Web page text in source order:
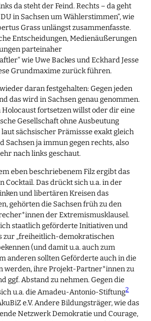
da steht der Feind. Rechts – da geht
in Sachsen um Wählerstimmen“, wie
Grass unlängst zusammenfasste.
Entscheidungen, Medienäußerungen
parteinaher
wie Uwe Backes und Eckhard Jesse
Grundmaxime zurück führen.
daran festgehalten: Gegen jeden
das wird in Sachsen genau genommen.
Holocaust fortsetzen willst oder dir eine
Gesellschaft ohne Ausbeutung
sächsischer Prämissse exakt gleich
Sachsen ja immun gegen rechts, also
nach links geschaut.
eben beschriebenem Filz ergibt das
Cocktail. Das drückt sich u.a. in der
und libertären Kreisen das
gehörten die Sachsen früh zu den
der Extremismusklausel.
staatlich geförderte Initiativen und
zur „freiheitlich-demokratischen
(und damit u.a. auch zum
anderen sollten Geförderte auch in die
werden, ihre Projekt-Partner*innen zu
ggf. Abstand zu nehmen. Gegen die
u.a. die Amadeu-Antonio-Stiftung2
e.V. Andere Bildungsträger, wie das
Netzwerk Demokratie und Courage,